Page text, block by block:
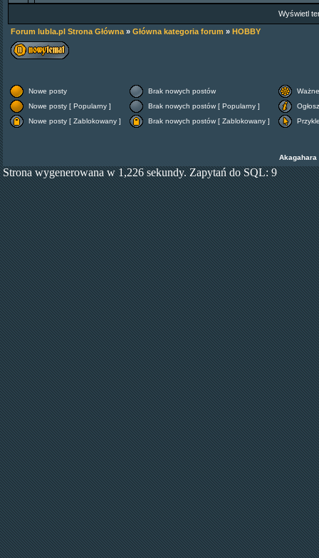
Wyświetl
Forum lubla.pl Strona Główna » Główna kategoria forum » HOBBY
Nowe posty Brak nowych postów
Nowe posty [ Popularny ]
Brak nowych postów [ Popularny ]
Nowe posty [ Zablokowany ]
Brak nowych postów [ Zablokowany ]
Akagahara
Strona wygenerowana w 1,226 sekundy. Zapytań do SQL: 9